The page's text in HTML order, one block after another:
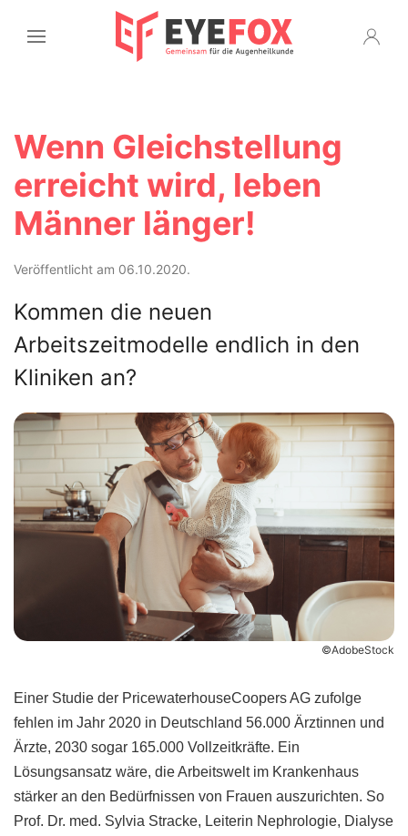
Wenn Gleichstellung
erreicht wird, leben
Männer länger!
Veröffentlicht am 06.10.2020.
Kommen die neuen
Arbeitszeitmodelle endlich in den
Kliniken an?
©AdobeStock
Einer Studie der PricewaterhouseCoopers AG zufolge
fehlen im Jahr 2020 in Deutschland 56.000 Ärztinnen und
Ärzte, 2030 sogar 165.000 Vollzeitkräfte. Ein
Lösungsansatz wäre, die Arbeitswelt im Krankenhaus
stärker an den Bedürfnissen von Frauen auszurichten. So
Prof. Dr. med. Sylvia Stracke, Leiterin Nephrologie, Dialyse